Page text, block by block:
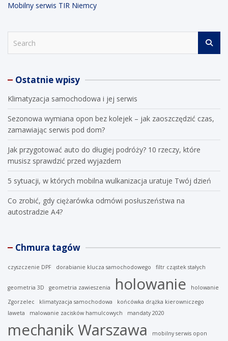
Mobilny serwis TIR Niemcy
c Ostatnie wpisy
Klimatyzacja samochodowa i jej serwis
Sezonowa wymiana opon bez kolejek – jak zaoszczędzić czas,
zamawiając serwis pod dom?
Jak przygotować auto do długiej podróży? 10 rzeczy, które
musisz sprawdzić przed wyjazdem
5 sytuacji, w których mobilna wulkanizacja uratuje Twój dzień
Co zrobić, gdy ciężarówka odmówi posłuszeństwa na
autostradzie A4?
Chmura tagów
czyszczenie DPF dorabianie klucza samochodowego filtr cząstek stałych
geometria 3D geometria zawieszenia holowanie
holowanie
Zgorzelec
klimatyzacja samochodowa
końcówka drążka kierowniczego
laweta
malowanie zacisków hamulcowych mandaty 2020
mechanik Warszawa
mobilny serwis opon